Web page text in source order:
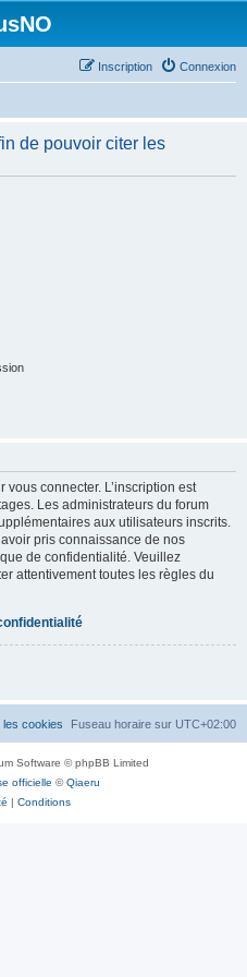
Connexion
Inscription
de pouvoir citer les
connecter. L’inscription est
Les administrateurs du forum
aux utilisateurs inscrits.
pris connaissance de nos
de confidentialité. Veuillez
attentivement toutes les règles du
Fuseau horaire sur UTC+02:00
les cookies
Software © phpBB Limited
officielle ©Qiaeru
| Conditions